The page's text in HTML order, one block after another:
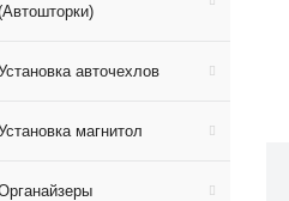
авточехлов
магнитол